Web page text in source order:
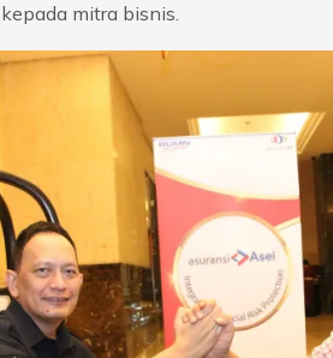
mitra bisnis.